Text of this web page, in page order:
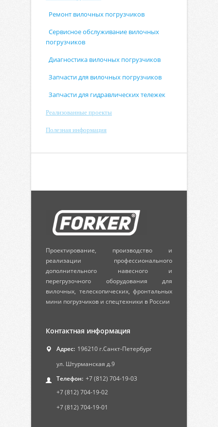
Ремонт вилочных погрузчиков
Сервисное обслуживание вилочных
погрузчиков
Диагностика вилочных погрузчиков
Запчасти для вилочных погрузчиков
Запчасти для гидравлических тележек
Реализованные проекты
Полезная информация
Проектирование, производство и
реализации профессионального
дополнительного навесного и
перегрузочного оборудования для
вилочных, телескопических, фронтальных
мини погрузчиков и спецтехники в России
Контактная информация
Адрес: 196210 г.Санкт-Петербург
ул. Штурманская д.9
Телефон: +7 (812) 704-19-03
+7 (812) 704-19-02
+7 (812) 704-19-01